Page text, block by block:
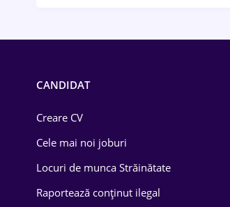
Drept
Educație / Training
CANDIDAT
Creare CV
Cele mai noi joburi
Locuri de munca Străinătate
Raportează conținut ilegal